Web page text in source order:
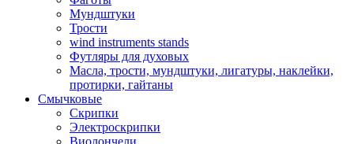
Мундштуки
Трости
wind instruments stands
Футляры для духовых
Масла, трости, мундштуки, лигатуры, наклейки,
протирки, гайтаны
Смычковые
Скрипки
Электроскрипки
Виолончели